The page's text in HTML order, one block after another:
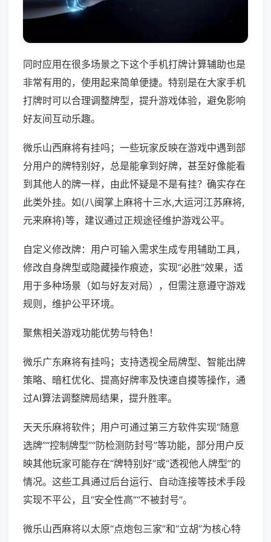
同时应用在很多场景之下这个手机打牌计算辅助也是
非常有用的，使用起来简单便捷。特别是在大家手机
打牌时可以合理调整牌型，提升游戏体验，避免影响
好友间互动乐趣。
微乐山西麻将有挂吗；一些玩家反映在游戏中遇到部
分用户的牌特别好，总是能拿到好牌，甚至好像能看
到其他人的牌一样，由此怀疑是不是有挂？确实存在
此类外挂。如(八闽掌上麻将十三水,大运河江苏麻将,
元来麻将)等，建议通过正规途径维护游戏公平。
自定义修改牌：用户可输入需求生成专用辅助工具，
修改自身牌型或隐藏操作痕迹，实现“必胜”效果，适
用于多种场景（如与好友对局），但需注意遵守游戏
规则，维护公平环境。
聚焦相关游戏功能优势与特色！
微乐广东麻将有挂吗；支持透视全局牌型、智能出牌
策略、暗杠优化、提高好牌率及快速自摸等操作，通
过AI算法调整牌局结果，提升胜率。
天天乐麻将软件；用户可通过第三方软件实现“随意
选牌”“控制牌型”“防检测防封号”等功能，部分用户反
映其他玩家可能存在“牌特别好”或“透视他人牌型”的
情况。这些工具通过后台运行、自动连接等技术手段
实现不平公，且“安全性高”“不被封号”。
微乐山西麻将以太原“点炮包三家”和“立胡”为核心特